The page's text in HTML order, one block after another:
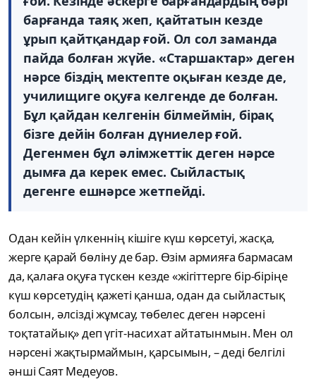
барғанда таяқ жеп, қайтатын кезде
ұрып қайтқандар ғой. Ол сол заманда
пайда болған жүйе. «Старшактар» деген
нәрсе біздің мектепте оқыған кезде де,
училищиге оқуға келгенде де болған.
Бұл қайдан келгенін білмеймін, бірақ
бізге дейін болған дүниелер ғой.
Дегенмен бұл әлімжеттік деген нәрсе
дымға да керек емес. Сыйластық
дегенге ешнәрсе жетпейді.
Одан кейін үлкеннің кішіге күш көрсетуі, жасқа,
жерге қарай бөліну де бар. Өзім армияға бармасам
да, қалаға оқуға түскен кезде «жігіттерге бір-біріңе
күш көрсетудің қажеті қанша, одан да сыйластық
болсын, әлсізді жұмсау, төбелес деген нәрсені
тоқтатайық» деп үгіт-насихат айтатынмын. Мен ол
нәрсені жақтырмаймын, қарсымын, – деді белгілі
әнші Саят Медеуов.